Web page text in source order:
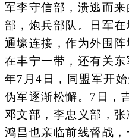
军李守信部，溃逃而
部，炮兵部队。日军
通壕连接，作为外围阵
在丰宁一带，还有关
年7月4日，同盟军开
伪军逐渐松懈。7日，
邓文部，李忠义部，
鸿昌也亲临前线督战，